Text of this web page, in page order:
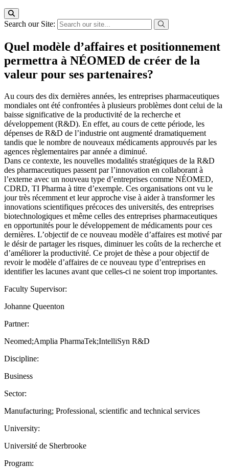
Search our Site:
Quel modèle d’affaires et positionnement
permettra à NÉOMED de créer de la
valeur pour ses partenaires?
Au cours des dix dernières années, les entreprises pharmaceutiques
mondiales ont été confrontées à plusieurs problèmes dont celui de la
baisse significative de la productivité de la recherche et
développement (R&D). En effet, au cours de cette période, les
dépenses de R&D de l’industrie ont augmenté dramatiquement
tandis que le nombre de nouveaux médicaments approuvés par les
agences règlementaires par année a diminué.
Dans ce contexte, les nouvelles modalités stratégiques de la R&D
des pharmaceutiques passent par l’innovation en collaborant à
l’externe avec un nouveau type d’entreprises comme NÉOMED,
CDRD, TI Pharma à titre d’exemple. Ces organisations ont vu le
jour très récemment et leur approche vise à aider à transformer les
innovations scientifiques précoces des universités, des entreprises
biotechnologiques et même celles des entreprises pharmaceutiques
en opportunités pour le développement de médicaments pour ces
dernières. L’objectif de ce nouveau modèle d’affaires est motivé par
le désir de partager les risques, diminuer les coûts de la recherche et
d’améliorer la productivité. Ce projet de thèse a pour objectif de
revoir le modèle d’affaires de ce nouveau type d’entreprises en
identifier les lacunes avant que celles-ci ne soient trop importantes.
Faculty Supervisor:
Johanne Queenton
Partner:
Neomed;Amplia PharmaTek;IntelliSyn R&D
Discipline:
Business
Sector:
Manufacturing; Professional, scientific and technical services
University:
Université de Sherbrooke
Program: